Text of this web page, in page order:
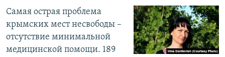
Самая острая проблема
крымских мест несвободы –
отсутствие минимальной
медицинской помощи. 189